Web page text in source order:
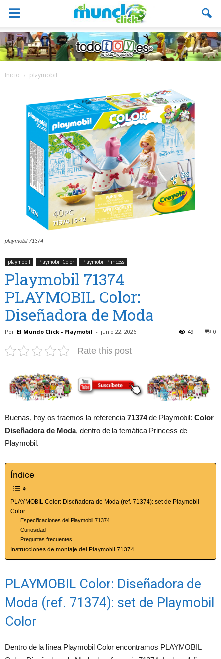
Inicio playmobil
playmobil 71374
playmobil Playmobil Color Playmobil Princess
Playmobil 71374
PLAYMOBIL Color:
Diseñadora de Moda
Por El Mundo Click - Playmobil - junio 22, 2026 0
49
Rate this post
Buenas, hoy os traemos la referencia 71374de Playmobil: Color
Diseñadora de Moda, dentro de la temática Princess de
Playmobil.
Índice
PLAYMOBIL Color: Diseñadora de Moda (ref. 71374): set de Playmobil
Color
Especificaciones del Playmobil 71374
Curiosidad
Preguntas frecuentes
Instrucciones de montaje del Playmobil 71374
PLAYMOBIL Color: Diseñadora de
Moda (ref. 71374): set de Playmobil
Color
Dentro de la línea Playmobil Color encontramos PLAYMOBIL